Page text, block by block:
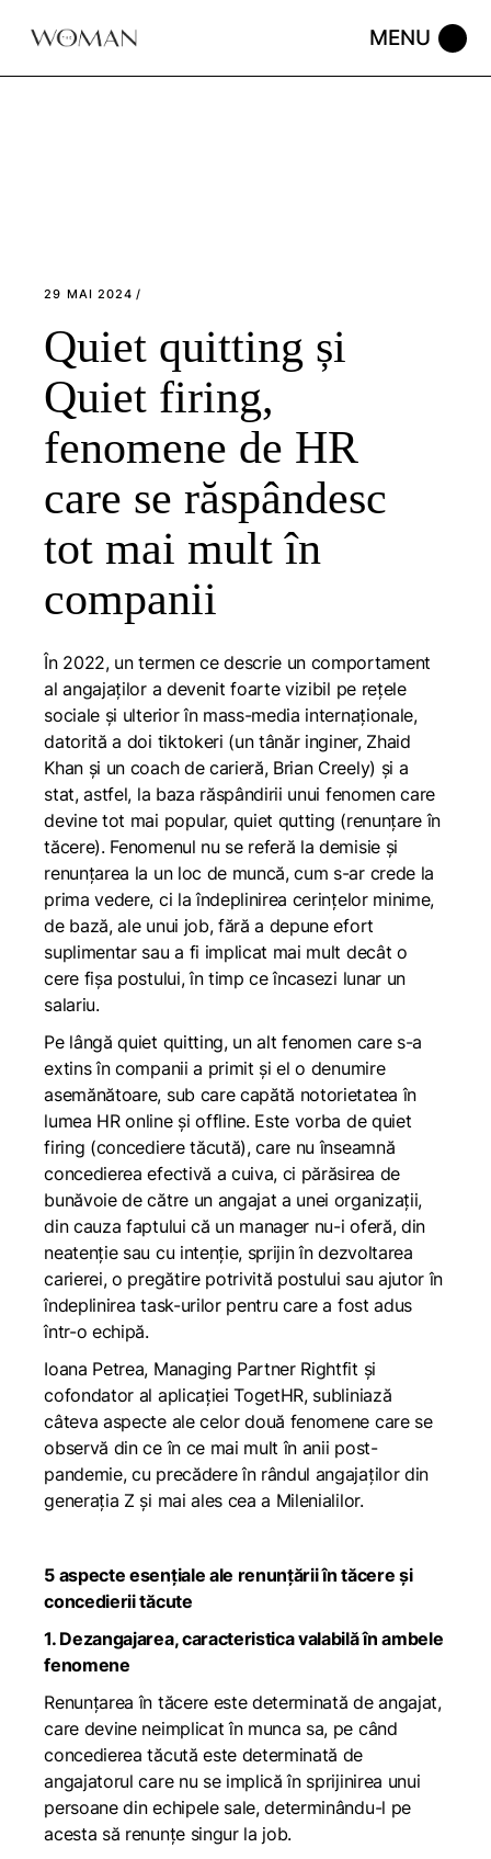
29 MAI 2024
Quiet quitting și
Quiet firing,
fenomene de HR
care se răspândesc
tot mai mult în
companii
În 2022, un termen ce descrie un comportament
al angajaților a devenit foarte vizibil pe rețele
sociale și ulterior în mass-media internaționale,
datorită a doi tiktokeri (un tânăr inginer, Zhaid
Khan și un coach de carieră, Brian Creely) și a
stat, astfel, la baza răspândirii unui fenomen care
devine tot mai popular, quiet qutting (renunțare în
tăcere). Fenomenul nu se referă la demisie și
renunțarea la un loc de muncă, cum s-ar crede la
prima vedere, ci la îndeplinirea cerințelor minime,
de bază, ale unui job, fără a depune efort
suplimentar sau a fi implicat mai mult decât o
cere fișa postului, în timp ce încasezi lunar un
salariu.
Pe lângăquiet quitting, un alt fenomen care s-a
extins în companii a primit și el o denumire
asemănătoare, sub care capătă notorietatea în
lumea HR online și offline. Este vorba de quiet
firing (concediere tăcută),care nu înseamnă
concedierea efectivă a cuiva, ci părăsirea de
bunăvoie de către un angajat a unei organizații,
din cauza faptului că un manager nu-i oferă, din
neatenție sau cu intenție, sprijin în dezvoltarea
carierei, o pregătire potrivită postului sau ajutor în
îndeplinirea task-urilor pentru care a fost adus
într-o echipă.
Ioana Petrea, Managing Partner Rightfit și
cofondator al aplicației TogetHR, subliniază
câteva aspecte ale celor două fenomene care se
observă din ce în ce mai mult în anii post-
pandemie, cu precădere în rândul angajaților din
generația Z și mai ales cea a Milenialilor.
5 aspecte esențiale ale renunțării în tăcere și
concedierii tăcute
1. Dezangajarea, caracteristica valabilă în ambele
fenomene
Renunțarea în tăcereeste determinată de angajat,
care devine neimplicat în munca sa, pe când
concedierea tăcută este determinată de
angajatorul care nu se implică în sprijinirea unui
persoane din echipele sale, determinându-l pe
acesta să renunțe singur la job.